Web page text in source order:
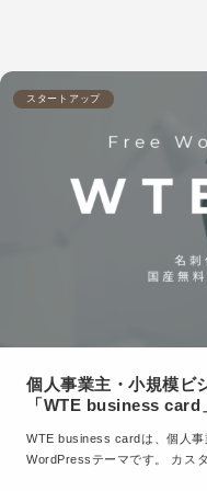
スタートアップ
個人事業主・小規模ビ
「WTE business card
WTE business cardは、個人事業主や小規模ビジネスにおすすめのLP型
WordPressテーマです。 カス